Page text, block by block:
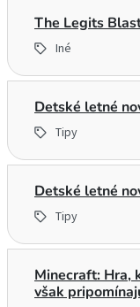
The Legits
Iné
Detské letné
Tipy
Detské letné
Tipy
Minecraft: Hra,
však